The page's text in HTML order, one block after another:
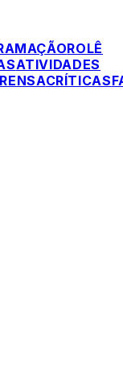
ROLÊ
ATIVIDADES
CRÍTICAS